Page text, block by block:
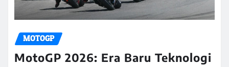
MOTOGP
MotoGP 2026: Era Baru Teknologi